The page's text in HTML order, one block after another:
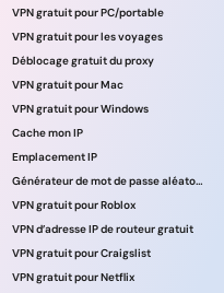
VPN gratuit pour PC/portable
VPN gratuit pour les voyages
Déblocage gratuit du proxy
VPN gratuit pour Mac
VPN gratuit pour Windows
Cache mon IP
Emplacement IP
Générateur de mot de passe aléatoire
VPN gratuit pour Roblox
VPN d’adresse IP de routeur gratuit
VPN gratuit pour Craigslist
VPN gratuit pour Netflix